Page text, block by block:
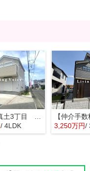
平塚市西真土3丁目 中古一戸建て
/ 4LDK 3,250万円/